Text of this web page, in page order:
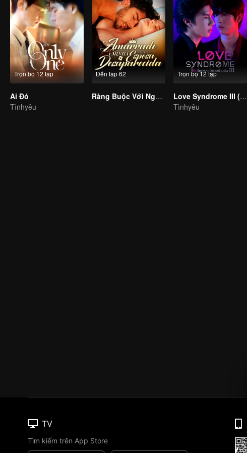
Trọn bộ 12 tập
Ai Đó
Tìnhyêu
Đến tập 62
Ràng Buộc Với Người Vợ Mất Tích
Trọn bộ 12 tập
Love Syndrome III (Uncut Ver.)
Tìnhyêu
TV
Tìm kiếm trên App Store